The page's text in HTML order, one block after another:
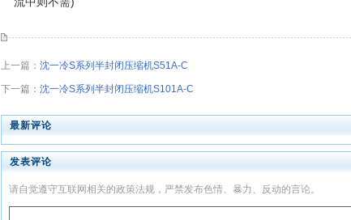
上一篇： 沈一冷S系列半封闭压缩机S51A-C
下一篇： 沈一冷S系列半封闭压缩机S101A-C
最新评论
发表评论
请自觉遵守互联网相关的政策法规，严禁发布色情、暴力、反动的言论。